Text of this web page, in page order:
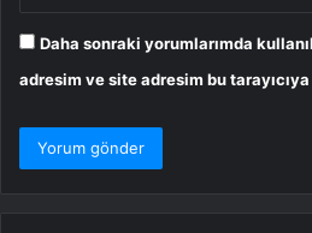
Daha sonraki yorumlarımda
adresim ve site adresim bu